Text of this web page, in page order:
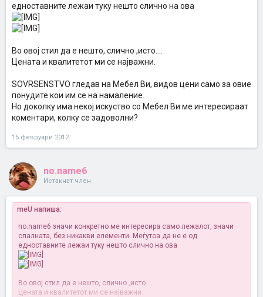
едноставните лежаи туку нешто слично на ова
Во овој стил да е нешто, слично ,исто....
Цената и квалитетот ми се најважни.
SOVRSENSTVO гледав на Мебел Ви, видов цени само за овие
понудите кои им се на намаление.
Но доколку има некој искуство со Мебел Ви ме интересираат
коментари, колку се задоволни?
15 февруари 2012
no.name6
Истакнат член
meU напиша:
no.name6 значи конкретно ме интересира само лежалот, значи
спалната, без никакви елементи. Меѓутоа да не е од
едноставните лежаи туку нешто слично на ова
Во овој стил да е нешто, слично ,исто....
Цената и квалитетот ми се најважни.